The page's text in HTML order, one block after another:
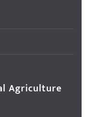
Agriculture